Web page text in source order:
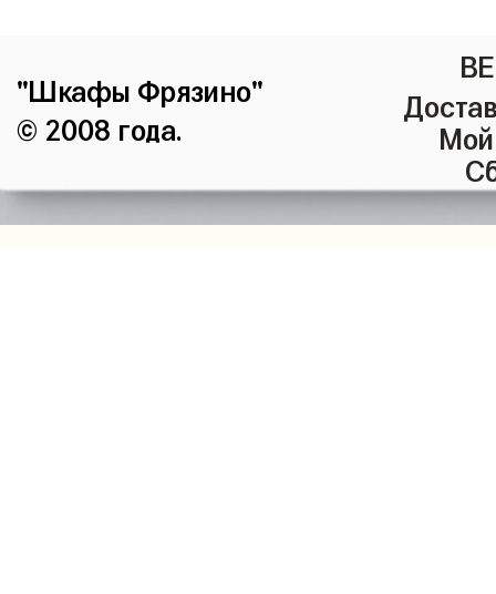
"Шкафы Фрязино"
© 2008 года.